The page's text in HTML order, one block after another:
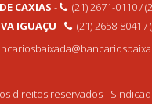
CAXIAS -
(21) 2671-0110 /
IGUAÇU -
(21) 2658-8041 /
direitos reservados -